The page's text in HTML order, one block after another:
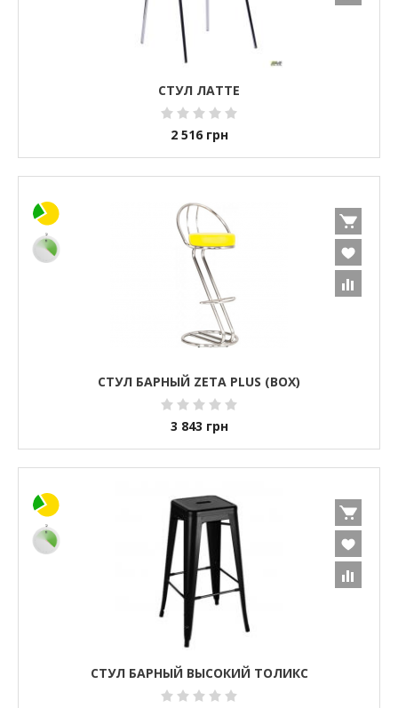
СТУЛ ЛАТТЕ
2 516 грн
СТУЛ БАРНЫЙ ZETA PLUS (BOX)
3 843 грн
СТУЛ БАРНЫЙ ВЫСОКИЙ ТОЛИКС